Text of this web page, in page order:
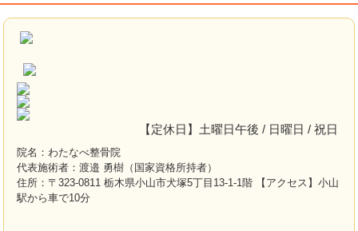
【定休日】土曜日午後 / 日曜日 / 祝日
院名：わたなべ整骨院
代表施術者：渡邉 勇樹（国家資格所持者）
住所：〒323-0811 栃木県小山市犬塚5丁目13-1-1階 【アクセス】小山
駅から車で10分